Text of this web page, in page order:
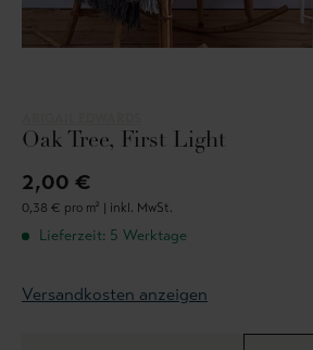
Oak Tree, First Light
2,00 €
0,38 € pro m² | inkl. MwSt.
Lieferzeit: 5 Werktage
Versandkosten anzeigen